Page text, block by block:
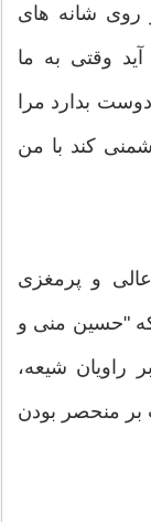
روی شانه های
وقتی به ما
بدارد مرا
کند با من
و پرمغزی
"حسین منی و
راویان شیعه،
بر منحصر بودن